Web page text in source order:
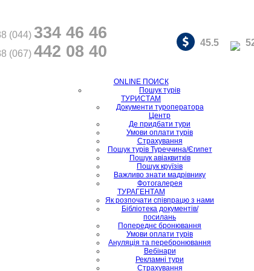
(044) 334 46 46
(067) 442 08 40 45.5
ONLINE ПОИСК
Пошук турів
ТУРИСТАМ
Документи туроператора
Центр
Де придбати тури
Умови оплати турів
Страхування
Пошук турів Туреччина/Єгипет
Пошук авіаквитків
Пошук круїзів
Важливо знати мадрівнику
Фотогалерея
ТУРАГЕНТАМ
Як розпочати співпрацю з нами
Бібліотека документів/
посилань
Попереднє бронювання
Умови оплати турів
Ануляція та перебронювання
Вебінари
Рекламні тури
Страхування